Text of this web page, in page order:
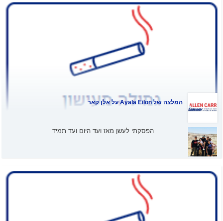
המלצה של על אלן קאר
הפסקתי לעשן מאז ועד היום ועד תמיד